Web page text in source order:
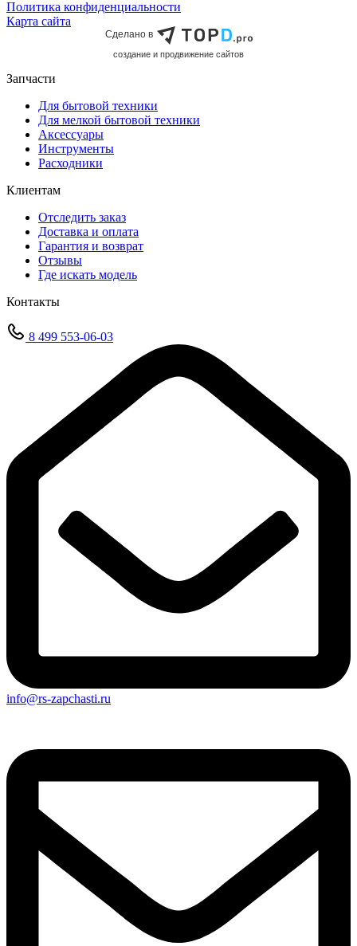
Политика конфиденциальности
Карта сайта
Сделано в
cоздание и продвижение сайтов
Запчасти
Для бытовой техники
Для мелкой бытовой техники
Аксессуары
Инструменты
Расходники
Клиентам
Отследить заказ
Доставка и оплата
Гарантия и возврат
Отзывы
Где искать модель
Контакты
8 499 553-06-03
info@rs-zapchasti.ru